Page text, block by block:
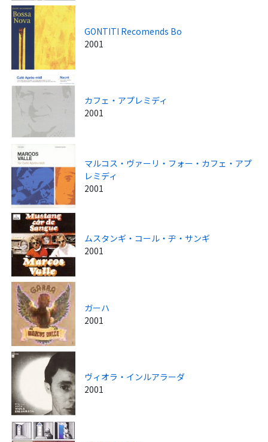
GONTITI Recomends Bo
2001
カフェ・アプレミディ
2001
マルコス・ヴァーリ・フォー・カフェ・アプ
レミディ
2001
ムスタンギ・コール・ヂ・サンギ
2001
ガーハ
2001
ヴィオラ・インルアラーダ
2001